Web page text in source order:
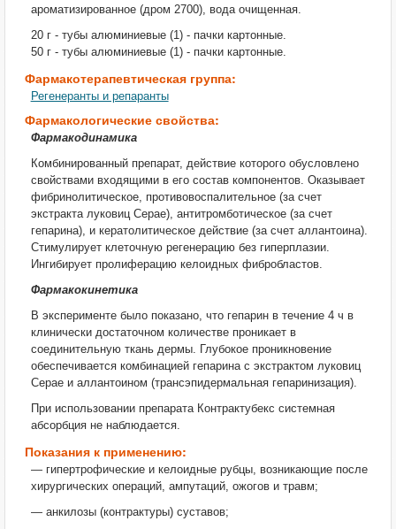
ароматизированное (дром 2700), вода очищенная.
20 г - тубы алюминиевые (1) - пачки картонные.
50 г - тубы алюминиевые (1) - пачки картонные.
Фармакотерапевтическая группа:
Регенеранты и репаранты
Фармакологические свойства:
Фармакодинамика
Комбинированный препарат, действие которого обусловлено
свойствами входящими в его состав компонентов. Оказывает
фибринолитическое, противовоспалительное (за счет
экстракта луковиц Серае), антитромботическое (за счет
гепарина), и кератолитическое действие (за счет аллантоина).
Стимулирует клеточную регенерацию без гиперплазии.
Ингибирует пролиферацию келоидных фибробластов.
Фармакокинетика
В эксперименте было показано, что гепарин в течение 4 ч в
клинически достаточном количестве проникает в
соединительную ткань дермы. Глубокое проникновение
обеспечивается комбинацией гепарина с экстрактом луковиц
Серае и аллантоином (трансэпидермальная гепаринизация).
При использовании препарата Контрактубекс системная
абсорбция не наблюдается.
Показания к применению:
— гипертрофические и келоидные рубцы, возникающие после
хирургических операций, ампутаций, ожогов и травм;
— анкилозы (контрактуры) суставов;